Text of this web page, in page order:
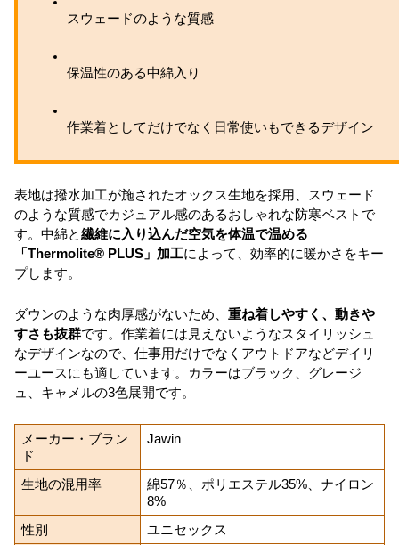
スウェードのような質感
保温性のある中綿入り
作業着としてだけでなく日常使いもできるデザイン
表地は撥水加工が施されたオックス生地を採用、スウェード
のような質感でカジュアル感のあるおしゃれな防寒ベストで
す。中綿と繊維に入り込んだ空気を体温で温める
「Thermolite® PLUS」加工によって、効率的に暖かさをキー
プします。
ダウンのような肉厚感がないため、 重ね着しやすく、動きや
すさも抜群です。作業着には見えないようなスタイリッシュ
なデザインなので、仕事用だけでなくアウトドアなどデイリ
ーユースにも適しています。カラーはブラック、グレージ
ュ、キャメルの3色展開です。
メーカー・ブラン
ド
Jawin
生地の混用率
綿57％、ポリエステル35%、ナイロン
8%
性別
ユニセックス